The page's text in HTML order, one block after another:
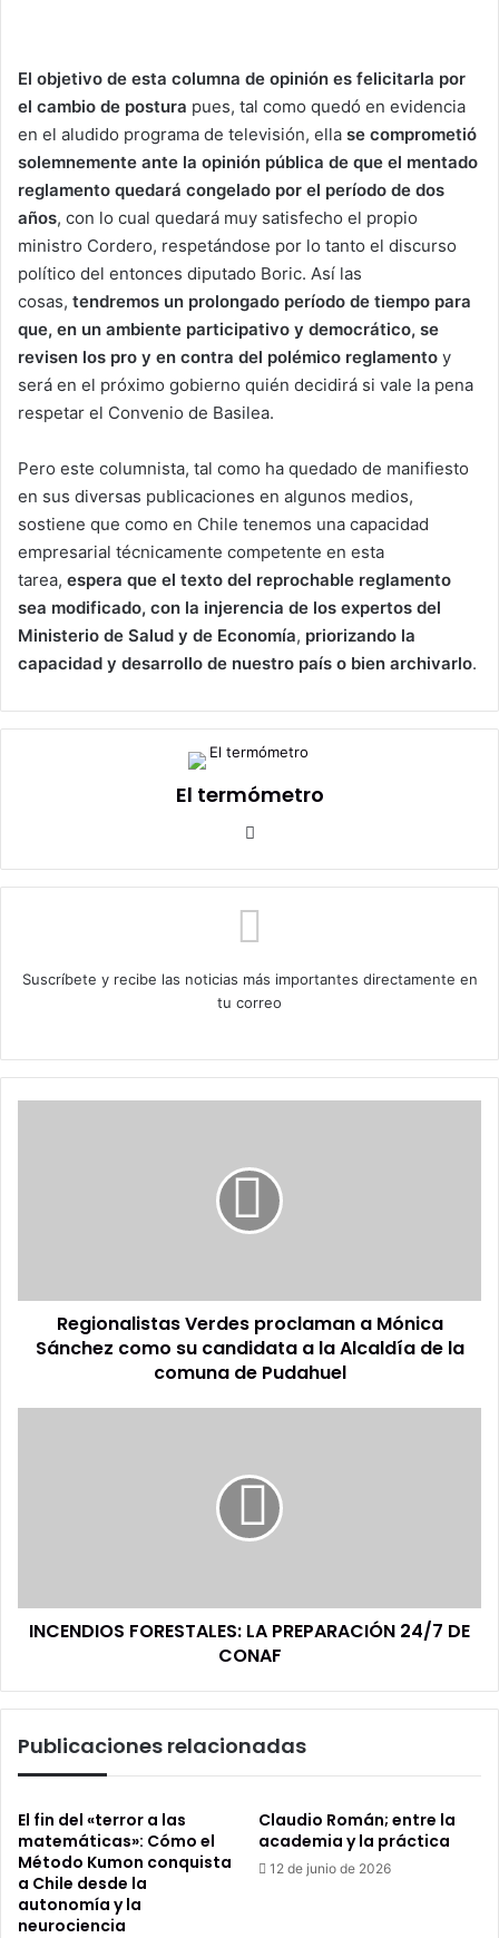
El objetivo de esta columna de opinión es felicitarla por
el cambio de postura pues, tal como quedó en evidencia
en el aludido programa de televisión, ella se comprometió
solemnemente ante la opinión pública de que el mentado
reglamento quedará congelado por el período de dos
años, con lo cual quedará muy satisfecho el propio
ministro Cordero, respetándose por lo tanto el discurso
político del entonces diputado Boric. Así las
cosas, tendremos un prolongado período de tiempo para
que, en un ambiente participativo y democrático, se
revisen los pro y en contra del polémico reglamento y
será en el próximo gobierno quién decidirá si vale la pena
respetar el Convenio de Basilea.
Pero este columnista, tal como ha quedado de manifiesto
en sus diversas publicaciones en algunos medios,
sostiene que como en Chile tenemos una capacidad
empresarial técnicamente competente en esta
tarea, espera que el texto del reprochable reglamento
sea modificado, con la injerencia de los expertos del
Ministerio de Salud y de Economía, priorizando la
capacidad y desarrollo de nuestro país o bien archivarlo.
El termómetro
Suscríbete y recibe las noticias más importantes directamente en
tu correo
candidata
Regionalistas Verdes proclaman a Mónica
Sánchez como su candidata a la Alcaldía de la
comuna de Pudahuel
INCENDIOS FORESTALES: LA PREPARACIÓN 24/7 DE
CONAF
Publicaciones relacionadas
El fin del «terror a las
matemáticas»: Cómo el
Método Kumon conquista
a Chile desde la
autonomía y la
neurociencia
Claudio Román; entre la
academia y la práctica
12 de junio de 2026